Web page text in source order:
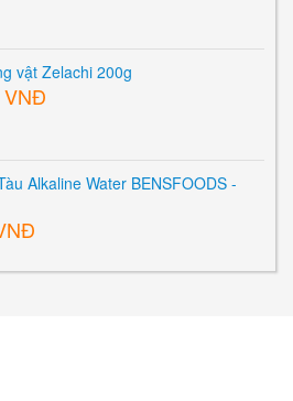
vật Zelachi 200g
VNĐ
Alkaline Water BENSFOODS -